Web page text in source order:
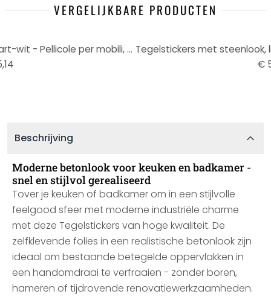
VERGELIJKBARE PRODUCTEN
Tegelstickers marmerlook, zwart-wit - Pellicole per mobili, Keukenachterwand, Badkamerfolie
€
Beschrijving
Moderne betonlook voor keuken en badkamer -
snel en stijlvol gerealiseerd
Tover je keuken of badkamer om in een stijlvolle
feelgood sfeer met moderne industriële charme
met deze Tegelstickers van hoge kwaliteit. De
zelfklevende folies in een realistische betonlook zijn
ideaal om bestaande betegelde oppervlakken in
een handomdraai te verfraaien - zonder boren,
hameren of tijdrovende renovatiewerkzaamheden.